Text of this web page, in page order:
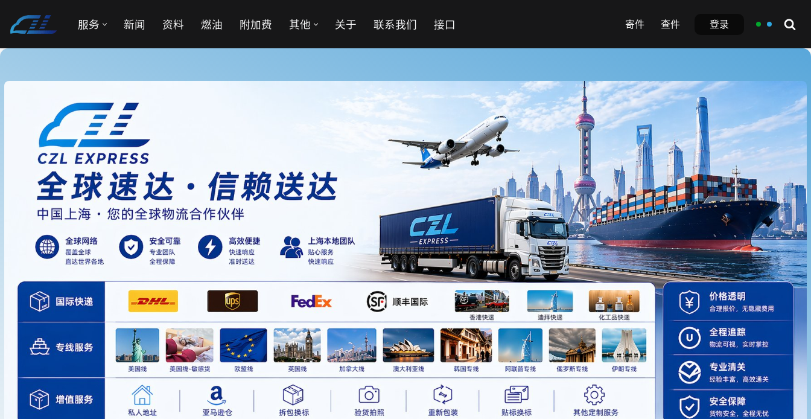
服务 新闻 资料 燃油 附加费 其他 关于 联系我们 接口 寄件 查件 登录